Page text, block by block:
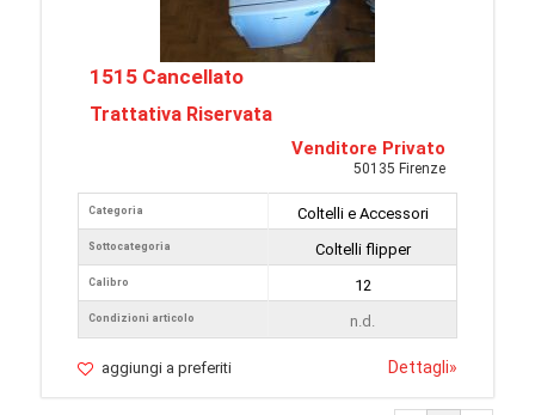
1515 Cancellato
Trattativa Riservata
Venditore Privato
50135 Firenze
Categoria
Sottocategoria
Calibro
Condizioni articolo
Coltelli e Accessori
Coltelli flipper
12
n.d.
aggiungi a preferiti Dettagli»